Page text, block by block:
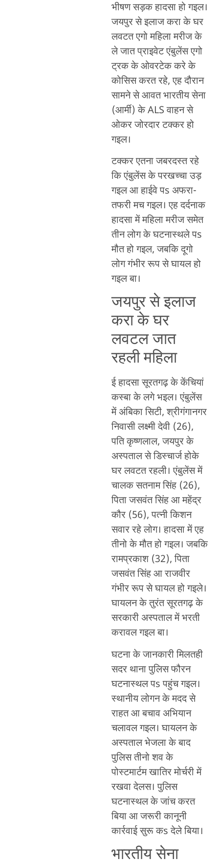
भीषण सड़क हादसा हो गइल।
जयपुर से इलाज करा के घर
लवटत एगो महिला मरीज के
ले जात प्राइवेट एंबुलेंस एगो
ट्रक के ओवरटेक करे के
कोसिस करत रहे, एह दौरान
सामने से आवत भारतीय सेना
(आर्मी) के ALS वाहन से
ओकर जोरदार टक्कर हो
गइल।
टक्कर एतना जबरदस्त रहे
कि एंबुलेंस के परखच्चा उड़
गइल आ हाईवे पs अफरा-
तफरी मच गइल। एह दर्दनाक
हादसा में महिला मरीज समेत
तीन लोग के घटनास्थले पs
मौत हो गइल, जबकि दूगो
लोग गंभीर रूप से घायल हो
गइल बा।
जयपुर से इलाज
करा के घर
लवटल जात
रहली महिला
ई हादसा सूरतगढ़ के केंचियां
कस्बा के लगे भइल। एंबुलेंस
में अंबिका सिटी, श्रीगंगानगर
निवासी लक्ष्मी देवी (26),
पति कृष्णलाल, जयपुर के
अस्पताल से डिस्चार्ज होके
घर लवटत रहली। एंबुलेंस में
चालक सतनाम सिंह (26),
पिता जसवंत सिंह आ महेंद्र
कौर (56), पत्नी किशन
सवार रहे लोग। हादसा में एह
तीनो के मौत हो गइल। जबकि
रामप्रकाश (32), पिता
जसवंत सिंह आ राजवीर
गंभीर रूप से घायल हो गइले।
घायलन के तुरंत सूरतगढ़ के
सरकारी अस्पताल में भरती
करावल गइल बा।
घटना के जानकारी मिलतही
सदर थाना पुलिस फौरन
घटनास्थल पs पहुंच गइल।
स्थानीय लोगन के मदद से
राहत आ बचाव अभियान
चलावल गइल। घायलन के
अस्पताल भेजला के बाद
पुलिस तीनो शव के
पोस्टमार्टम खातिर मोर्चरी में
रखवा देलस। पुलिस
घटनास्थल के जांच करत
बिया आ जरूरी कानूनी
कार्रवाई सुरू कs देले बिया।
भारतीय सेना